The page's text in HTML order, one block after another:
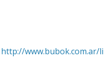
http://www.bubok.com.ar/